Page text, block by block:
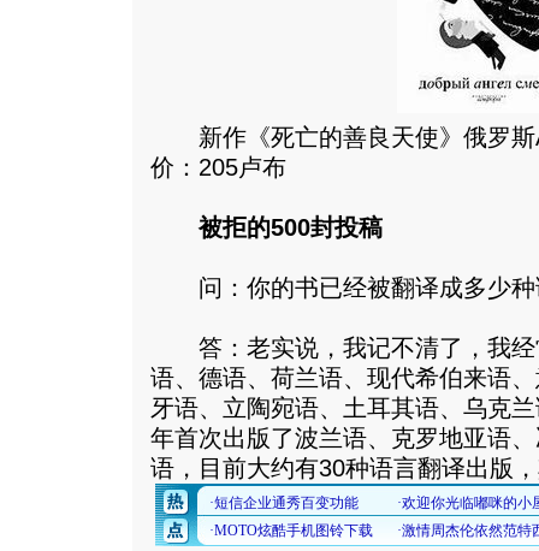
新作《死亡的善良天使》俄罗斯
价：205卢布
被拒的500封投稿
问：你的书已经被翻译成多少种
答：老实说，我记不清了，我经
语、德语、荷兰语、现代希伯来语
牙语、立陶宛语、土耳其语、乌克
年首次出版了波兰语、克罗地亚语
语，目前大约有30种语言翻译出版